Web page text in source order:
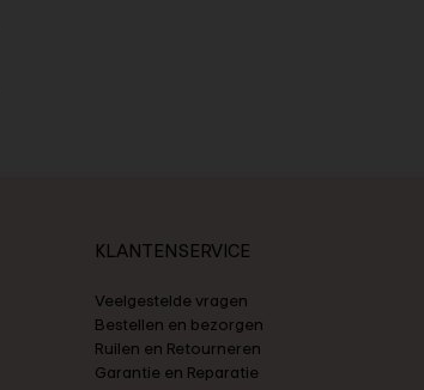
KLANTENSERVICE
Veelgestelde vragen
Bestellen en bezorgen
Ruilen en Retourneren
Garantie en Reparatie